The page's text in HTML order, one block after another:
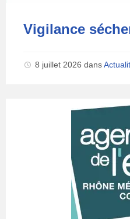
Vigilance
8 juillet 2026 dans